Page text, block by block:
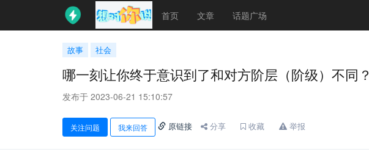
首页 文章 话题广场
故事 社会
哪一刻让你终于意识到了和对方阶层（阶级）不同？
发布于 2023-06-21 15:10:57
关注问题 我来回答 原链接 分享 收藏 举报